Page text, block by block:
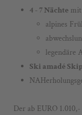
4 - 7 Nächtemit
alpines
legendäre
Ski amadé
Der ab EURO